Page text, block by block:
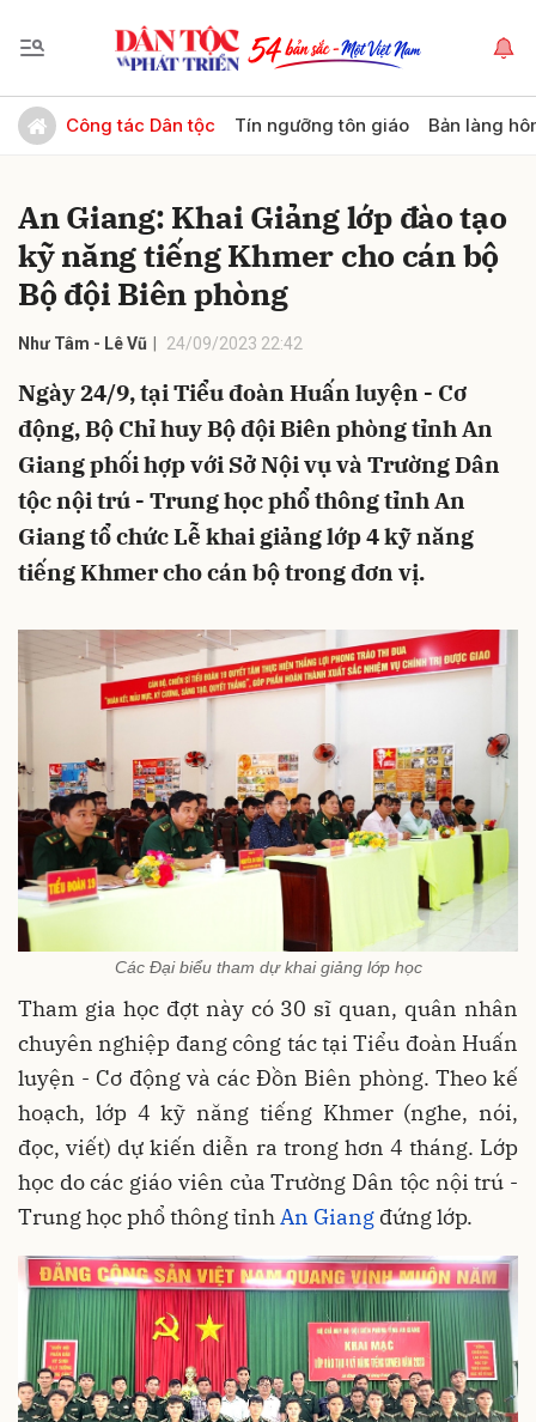
Công tác Dân tộc Tín ngưỡng tôn giáo Bản làng
An Giang: Khai Giảng lớp đào tạo
kỹ năng tiếng Khmer cho cán bộ
Bộ đội Biên phòng
Như Tâm - Lê Vũ 24/09/2023 22:42
Ngày 24/9, tại Tiểu đoàn Huấn luyện - Cơ
động, Bộ Chỉ huy Bộ đội Biên phòng tỉnh An
Giang phối hợp với Sở Nội vụ và Trường Dân
tộc nội trú - Trung học phổ thông tỉnh An
Giang tổ chức Lễ khai giảng lớp 4 kỹ năng
tiếng Khmer cho cán bộ trong đơn vị.
Các Đại biểu tham dự khai giảng lớp học
Tham gia học đợt này có 30 sĩ quan, quân nhân
chuyên nghiệp đang công tác tại Tiểu đoàn Huấn
luyện - Cơ động và các Đồn Biên phòng. Theo kế
hoạch, lớp 4 kỹ năng tiếng Khmer (nghe, nói,
đọc, viết) dự kiến diễn ra trong hơn 4 tháng. Lớp
học do các giáo viên của Trường Dân tộc nội trú -
Trung học phổ thông tỉnhAn Giang đứng lớp.
Gửi bình luận